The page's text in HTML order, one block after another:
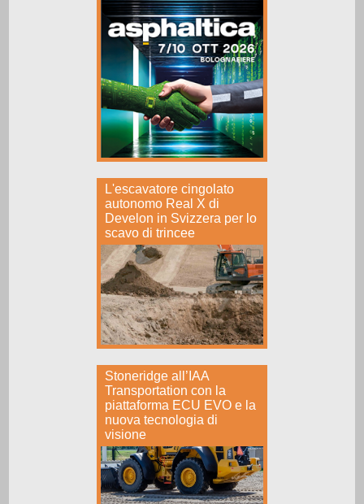
L'escavatore cingolato
autonomo Real X di
Develon in Svizzera per lo
scavo di trincee
Stoneridge all’IAA
Transportation con la
piattaforma ECU EVO e la
nuova tecnologia di
visione